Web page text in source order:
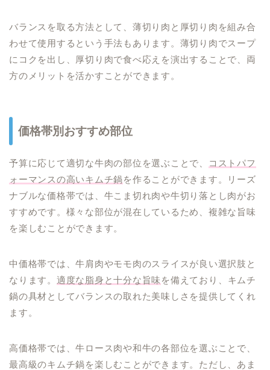
バランスを取る方法として、薄切り肉と厚切り肉を組み合
わせて使用するという手法もあります。薄切り肉でスープ
にコクを出し、厚切り肉で食べ応えを演出することで、両
方のメリットを活かすことができます。
価格帯別おすすめ部位
予算に応じて適切な牛肉の部位を選ぶことで、
コストパフ
ォーマンスの高いキムチ鍋を作ることができます。リーズ
ナブルな価格帯では、牛こま切れ肉や牛切り落とし肉がお
すすめです。様々な部位が混在しているため、複雑な旨味
を楽しむことができます。
中価格帯では、牛肩肉やモモ肉のスライスが良い選択肢と
なります。 適度な脂身と十分な旨味 を備えており、キムチ
鍋の具材としてバランスの取れた美味しさを提供してくれ
ます。
高価格帯では、牛ロース肉や和牛の各部位を選ぶことで、
最高級のキムチ鍋を楽しむことができます。ただし、あま